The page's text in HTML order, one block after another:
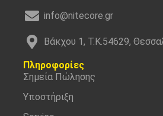
info@nitecore.gr
Βάκχου 1, Τ.Κ.54629,
Πληροφορίες
Σημεία Πώλησης
Υποστήριξη